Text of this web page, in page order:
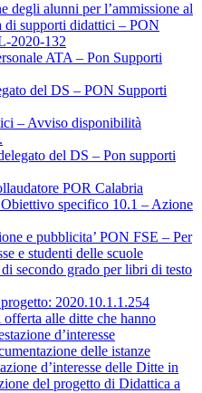
degli alunni per l’ammissione al
di supporti didattici – PON
2020-132
ATA – Pon Supporti
del DS – PON Supporti
– Avviso disponibilità
del DS – Pon supporti
POR Calabria
specifico 10.1 – Azione
e pubblicita’ PON FSE – Per
e studenti delle scuole
secondo grado per libri di testo
2020.10.1.1.254
alle ditte che hanno
d’interesse
delle istanze
d’interesse delle Ditte in
del progetto di Didattica a